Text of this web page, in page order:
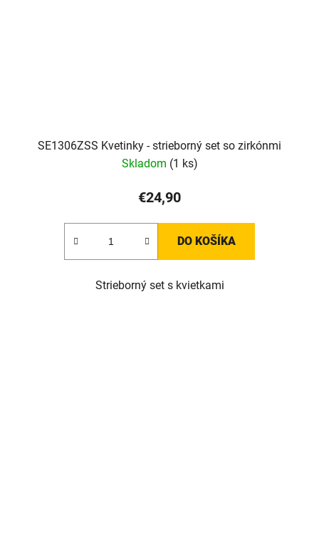
SE1306ZSS Kvetinky - strieborný set so zirkónmi
Skladom (1 ks)
€24,90
DO KOŠÍKA
Strieborný set s kvietkami